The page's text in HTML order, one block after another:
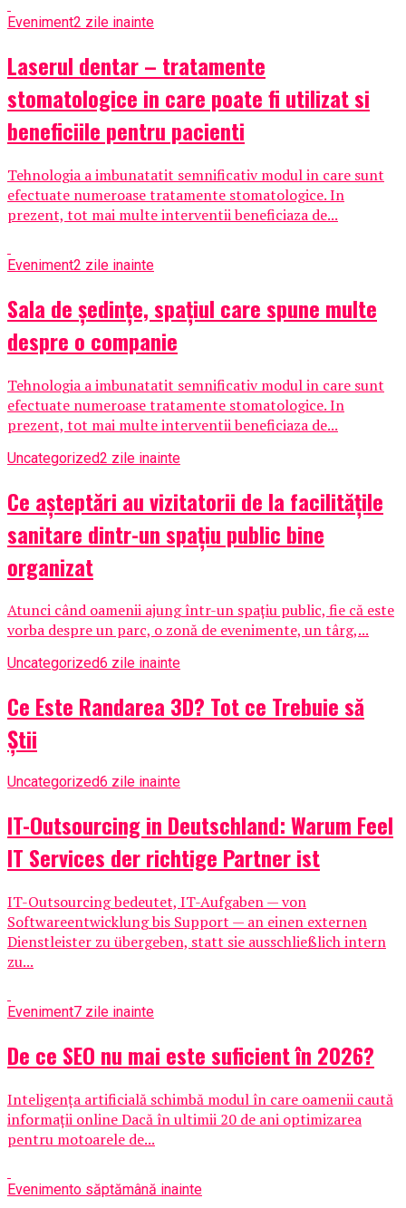
Eveniment2 zile inainte
Laserul dentar – tratamente
stomatologice in care poate fi utilizat si
beneficiile pentru pacienti
Tehnologia a imbunatatit semnificativ modul in care sunt
efectuate numeroase tratamente stomatologice. In
prezent, tot mai multe interventii beneficiaza de...
Eveniment2 zile inainte
Sala de ședințe, spațiul care spune multe
despre o companie
Tehnologia a imbunatatit semnificativ modul in care sunt
efectuate numeroase tratamente stomatologice. In
prezent, tot mai multe interventii beneficiaza de...
Uncategorized2 zile inainte
Ce așteptări au vizitatorii de la facilitățile
sanitare dintr-un spațiu public bine
organizat
Atunci când oamenii ajung într-un spațiu public, fie că este
vorba despre un parc, o zonă de evenimente, un târg,...
Uncategorized6 zile inainte
Ce Este Randarea 3D? Tot ce Trebuie să
Știi
Uncategorized6 zile inainte
IT-Outsourcing in Deutschland: Warum Feel
IT Services der richtige Partner ist
IT-Outsourcing bedeutet, IT-Aufgaben — von
Softwareentwicklung bis Support — an einen externen
Dienstleister zu übergeben, statt sie ausschließlich intern
zu...
Eveniment7 zile inainte
De ce SEO nu mai este suficient în 2026?
Inteligența artificială schimbă modul în care oamenii caută
informații online Dacă în ultimii 20 de ani optimizarea
pentru motoarele de...
Evenimento săptămână inainte